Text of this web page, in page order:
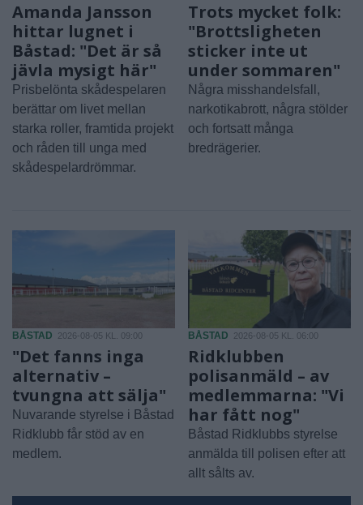
Amanda Jansson
hittar lugnet i
Båstad: "Det är så
jävla mysigt här"
Prisbelönta skådespelaren
berättar om livet mellan
starka roller, framtida projekt
och råden till unga med
skådespelardrömmar.
Trots mycket folk:
"Brottsligheten
sticker inte ut
under sommaren"
Några misshandelsfall,
narkotikabrott, några stölder
och fortsatt många
bredrägerier.
BÅSTAD 2026-08-05 KL. 09:00
"Det fanns inga
alternativ –
tvungna att sälja"
Nuvarande styrelse i Båstad
Ridklubb får stöd av en
medlem.
BÅSTAD 2026-08-05 KL. 06:00
Ridklubben
polisanmäld – av
medlemmarna: "Vi
har fått nog"
Båstad Ridklubbs styrelse
anmälda till polisen efter att
allt sålts av.